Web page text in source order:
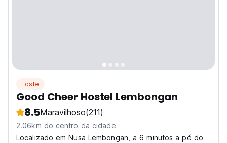
Hostel
Good Cheer Hostel Lembongan
8.5Maravilhoso(211)
2.06km do centro da cidade
Localizado em Nusa Lembongan, a 6 minutos a pé do